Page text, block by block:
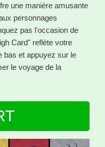
une manière amusante
personnages
pas l'occasion de
Card" reflète votre
bas et appuyez sur le
le voyage de la